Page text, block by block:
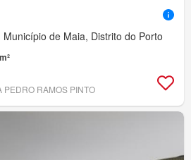
de Maia, Distrito do Porto
PEDRO RAMOS PINTO